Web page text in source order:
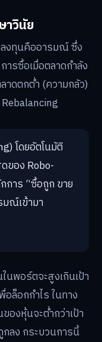
าวินัย
งทุนคืออารมณ์ ซึ่ง
รซื้อเมื่อตลาดกำลัง
าดตกต่ำ (ความกลัว)
โดยอัตโนมัติ
ของ Robo-
การ “ซื้อถูก ขาย
มณ์เข้ามา
พอร์ตจะสูงเกินเป้า
ล็อกกำไร ในทาง
องหุ้นจะต่ำกว่าเป้า
กลง กระบวนการนี้